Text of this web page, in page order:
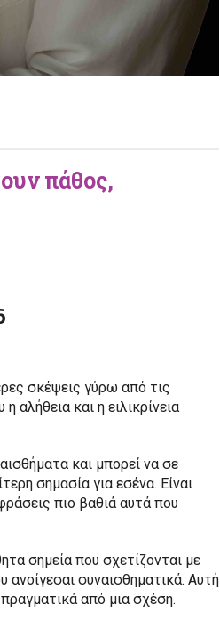
πάθος,
σκέψεις γύρω από τις
αλήθεια και η ειλικρίνεια
και μπορεί να σε
σημασία για εσένα. Είναι
πιο βαθιά αυτά που
σημεία που σχετίζονται με
συναισθηματικά. Αυτή
από μια σχέση.